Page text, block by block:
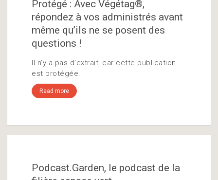
Protégé : Avec Végétag®,
répondez à vos administrés avant
même qu’ils ne se posent des
questions !
Il n’y a pas d’extrait, car cette publication
est protégée.
Read more
Podcast.Garden, le podcast de la